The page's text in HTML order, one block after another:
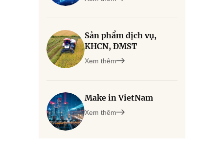
Sản phẩm dịch vụ,
KHCN, ĐMST
Xem thêm
Make in VietNam
Xem thêm